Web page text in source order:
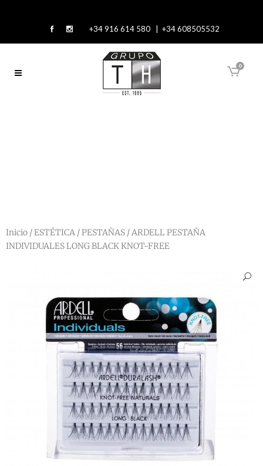
+34 916 614 580 | +34 608505532
0
Inicio /ESTÉTICA /PESTAÑAS / ARDELL PESTAÑA
INDIVIDUALES LONG BLACK KNOT-FREE